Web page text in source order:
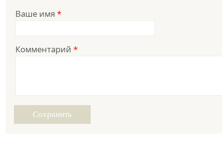
Ваше имя *
Комментарий *